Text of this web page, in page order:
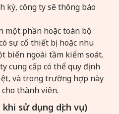
kỳ, công ty sẽ thông báo
một phần hoặc toàn bộ
sự cố thiết bị hoặc nhu
biến ngoài tầm kiểm soát.
cung cấp có thể quy định
và trong trường hợp này
thành viên.
sử dụng dịch vụ)